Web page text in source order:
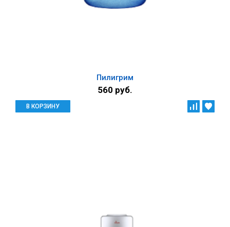
Пилигрим
560 руб.
В КОРЗИНУ